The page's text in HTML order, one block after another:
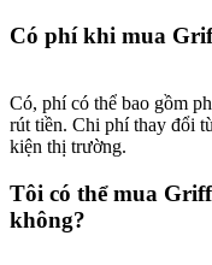
Có phí khi mua
Có, phí có thể bao gồm
rút tiền. Chi phí thay đổi
kiện thị trường.
Tôi có thể mua
không?